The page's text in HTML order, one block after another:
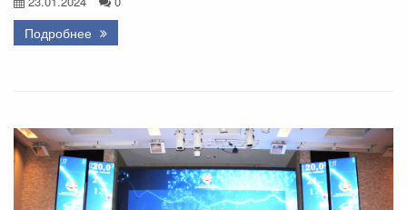
Подробнее